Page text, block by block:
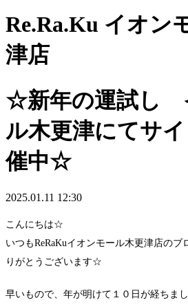
Re.Ra.Ku イオン
津店
☆新年の運試し
ル木更津にてサ
催中☆
2025.01.11 12:30
こんにちは☆
いつもReRaKuイオンモール木更津店の
りがとうございます☆
早いもので、年が明けて１０日が経ちま